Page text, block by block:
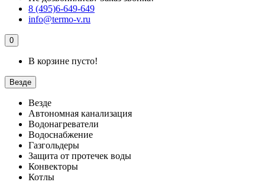
8 (495)6-649-649
info@termo-v.ru
0
В корзине пусто!
Везде
Везде
Автономная канализация
Водонагреватели
Водоснабжение
Газгольдеры
Защита от протечек воды
Конвекторы
Котлы